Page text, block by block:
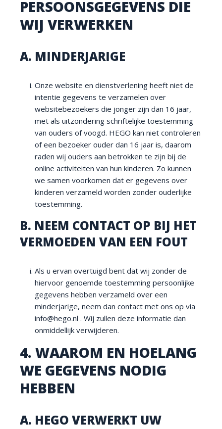
PERSOONSGEGEVENS DIE
WIJ VERWERKEN
A. MINDERJARIGE
Onze website en dienstverlening heeft niet de
intentie gegevens te verzamelen over
websitebezoekers die jonger zijn dan 16 jaar,
met als uitzondering schriftelijke toestemming
van ouders of voogd. HEGO kan niet controleren
of een bezoeker ouder dan 16 jaar is, daarom
raden wij ouders aan betrokken te zijn bij de
online activiteiten van hun kinderen. Zo kunnen
we samen voorkomen dat er gegevens over
kinderen verzameld worden zonder ouderlijke
toestemming.
B. NEEM CONTACT OP BIJ HET
VERMOEDEN VAN EEN FOUT
Als u ervan overtuigd bent dat wij zonder de
hiervoor genoemde toestemming persoonlijke
gegevens hebben verzameld over een
minderjarige, neem dan contact met ons op via
info@hego.nl . Wij zullen deze informatie dan
onmiddellijk verwijderen.
4. WAAROM EN HOELANG
WE GEGEVENS NODIG
HEBBEN
A. HEGO VERWERKT UW